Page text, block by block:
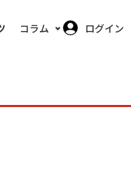
コラム
マーケコラム
ログイン